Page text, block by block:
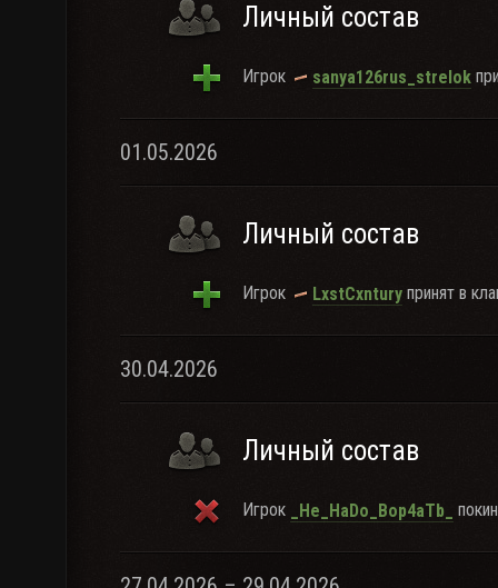
Личный состав
Игрок sanya126rus_strelok
01.05.2026
Личный состав
Игрок LxstCxntury принят в
30.04.2026
Личный состав
Игрок _He_HaDo_Bop4aTb_